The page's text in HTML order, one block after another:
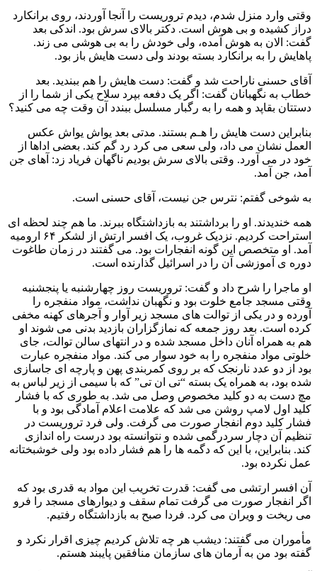
وقتی وارد منزل شدم، دیدم تروریست را آنجا آوردند، روی برانکارد
دراز کشیده و بی هوش است. دکتر بالای سرش بود. اندکی بعد
گفت: الان به هوش آمده، ولی خودش را به بی هوشی می زند.
پاهایش را به برانکارد بسته بودند ولی دست هایش باز بود.
آقای حسنی ناراحت شد و گفت: دست هایش را هم ببندید. بعد
خطاب به نگهبانان گفت: اگر یک دفعه بپرد سلاح یکی از شما را از
دستتان بقاپد و همه را به رگبار مسلسل ببندد آن وقت چه می کنید؟
بنابراین دست هایش را هـم بستند. مدتی بعد یواش یواش عکس
العمل نشان می داد، ولی سعی می کرد رد گم کند. بعضی اداها از
خود در می آورد. وقتی بالای سرش بودیم ناگهان فریاد زد: آهای جن
آمد، جن آمد.
به شوخی گفتم: نترس جن نیست، آقای حسنی است.
همه خندیدند. او را برداشتند به بازداشتگاه ببرند. ما هم چند لحظه ای
استراحت کردیم. نزدیک غروب، یک افسر ارتش از لشکر ۶۴ ارومیه
آمد. او متخصص این گونه انفجارات بود. می گفتند در زمان طاغوت
دوره ی آموزشی آن را در اسرائیل گذارنده است.
او ماجرا را شرح داد و گفت: تروریست روز چهارشنبه یا پنجشنبه
وقتی مسجد جامع خلوت بود و نگهبان نداشت، مواد منفجره را
آورده و در یکی از توالت های مسجد زیر آوار و آجرهای کهنه مخفی
کرده است. بعد روز جمعه که نمازگزاران بازدید بدنی می شوند او
هم به همراه آنان داخل مسجد شده و در انتهای سالن توالت، جای
خلوتی مواد منفجره را به خود سوار می کند. مواد منفجره عبارت
بود از دو عدد نارنجک که بر روی کمربندی پهن و پارچه ای جاسازی
شده بود، به همراه یک بسته “تی ان تی” که با سیمی از زیر لباس به
مچ دست به دو کلید مخصوص وصل می شد. به طوری که با فشار
کلید اول لامپ روشن می شد که علامت اعلام آمادگی بود و با
فشار کلید دوم انفجار صورت می گرفت. ولی فرد تروریست در
تنظیم آن دچار سردرگمی شده و نتوانسته بود درست راه اندازی
کند. بنابراین، با این که دگمه ها را هم فشار داده بود ولی خوشبختانه
عمل نکرده بود.
آن افسر ارتشی می گفت: قدرت تخریب این مواد به قدری بود که
اگر انفجار صورت می گرفت تمام سقف و دیوارهای مسجد را فرو
می ریخت و ویران می کرد. فردا صبح به بازداشتگاه رفتیم.
مأموران می گفتند: دیشب هر چه تلاش کردیم چیزی اقرار نکرد و
گفته بود من به آرمان های سازمان منافقین پایبند هستم.